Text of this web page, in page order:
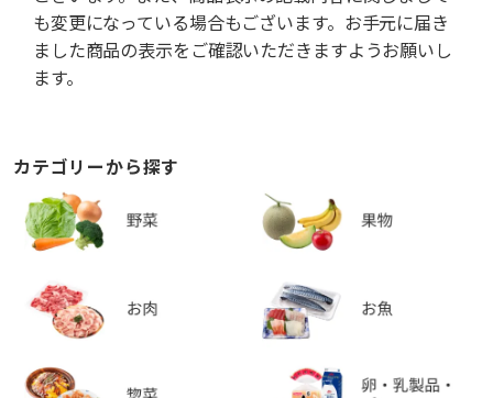
も変更になっている場合もございます。お手元に届き
ました商品の表示をご確認いただきますようお願いし
ます。
カテゴリーから探す